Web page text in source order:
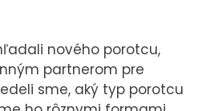
nového porotcu,
partnerom pre
sme, aký typ porotcu